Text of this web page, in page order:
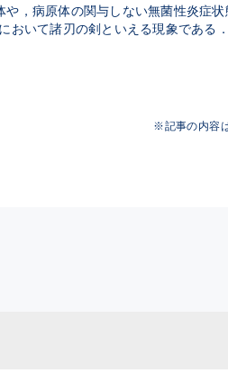
，病原体の関与しない無菌性炎症
おいて諸刃の剣といえる現象である．
※記事の内容